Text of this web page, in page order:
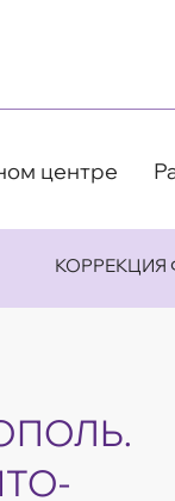
центре
КОРРЕКЦИЯ